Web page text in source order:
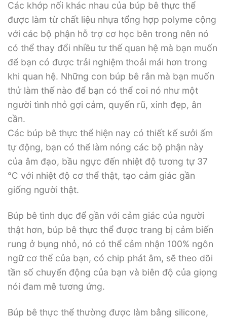
Các khớp nối khác nhau của búp bê thực thể
được làm từ chất liệu nhựa tổng hợp polyme cộng
với các bộ phận hỗ trợ cơ học bên trong nên nó
có thể thay đổi nhiều tư thế quan hệ mà bạn muốn
để bạn có được trải nghiệm thoải mái hơn trong
khi quan hệ. Những con búp bê rắn mà bạn muốn
thử làm thế nào để bạn có thể coi nó như một
người tình nhỏ gợi cảm, quyến rũ, xinh đẹp, ân
cần.
Các búp bê thực thể hiện nay có thiết kế sưởi ấm
tự động, bạn có thể làm nóng các bộ phận này
của âm đạo, bầu ngực đến nhiệt độ tương tự 37
℃ với nhiệt độ cơ thể thật, tạo cảm giác gần
giống người thật.
Búp bê tình dục để gần với cảm giác của người
thật hơn, búp bê thực thể được trang bị cảm biến
rung ở bụng nhỏ, nó có thể cảm nhận 100% ngôn
ngữ cơ thể của bạn, có chip phát âm, sẽ theo dõi
tần số chuyển động của bạn và biên độ của giọng
nói đam mê tương ứng.
Búp bê thực thể thường được làm bằng silicone,